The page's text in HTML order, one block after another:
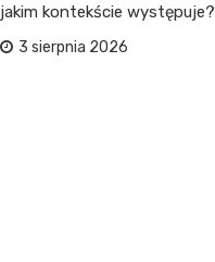
jakim kontekście występuje?
3 sierpnia 2026